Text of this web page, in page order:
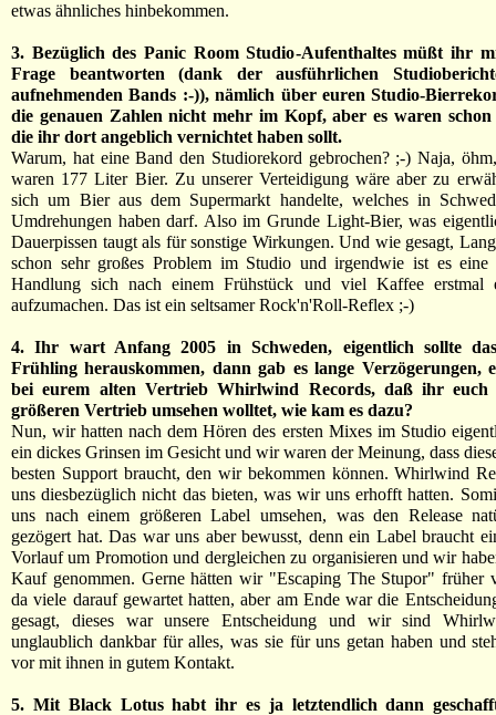
etwas ähnliches hinbekommen.
3. Bezüglich des Panic Room Studio-Aufenthaltes müßt ihr
Frage beantworten (dank der ausführlichen
aufnehmenden Bands :-)), nämlich über euren Studio-
die genauen Zahlen nicht mehr im Kopf, aber es waren
die ihr dort angeblich vernichtet haben sollt.
Warum, hat eine Band den Studiorekord gebrochen? ;-) Naja,
waren 177 Liter Bier. Zu unserer Verteidigung wäre aber zu
sich um Bier aus dem Supermarkt handelte, welches in
Umdrehungen haben darf. Also im Grunde Light-Bier, was
Dauerpissen taugt als für sonstige Wirkungen. Und wie gesagt,
schon sehr großes Problem im Studio und irgendwie ist es eine
Handlung sich nach einem Frühstück und viel Kaffee erstmal
aufzumachen. Das ist ein seltsamer Rock'n'Roll-Reflex ;-)
4. Ihr wart Anfang 2005 in Schweden, eigentlich sollte
Frühling herauskommen, dann gab es lange Verzögerungen,
bei eurem alten Vertrieb Whirlwind Records, daß ihr euch
größeren Vertrieb umsehen wolltet, wie kam es dazu?
Nun, wir hatten nach dem Hören des ersten Mixes im Studio
ein dickes Grinsen im Gesicht und wir waren der Meinung, dass
besten Support braucht, den wir bekommen können. Whirlwind
uns diesbezüglich nicht das bieten, was wir uns erhofft hatten.
uns nach einem größeren Label umsehen, was den Release
gezögert hat. Das war uns aber bewusst, denn ein Label braucht
Vorlauf um Promotion und dergleichen zu organisieren und wir
Kauf genommen. Gerne hätten wir "Escaping The Stupor" früher
da viele darauf gewartet hatten, aber am Ende war die
gesagt, dieses war unsere Entscheidung und wir sind
unglaublich dankbar für alles, was sie für uns getan haben und
vor mit ihnen in gutem Kontakt.
5. Mit Black Lotus habt ihr es ja letztendlich dann